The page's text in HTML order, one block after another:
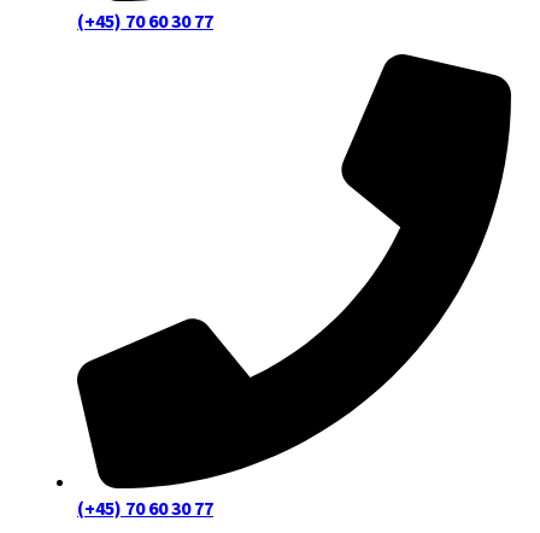
(+45) 70 60 30 77
(+45) 70 60 30 77